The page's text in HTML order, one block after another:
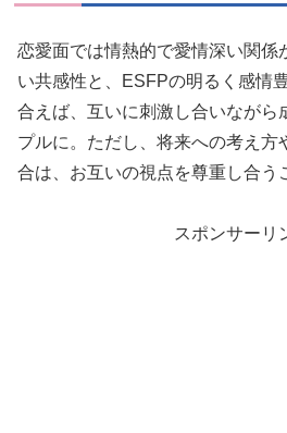
恋愛面では情熱的で愛情深い関係
い共感性と、ESFPの明るく感情
合えば、互いに刺激し合いながら
プルに。ただし、将来への考え方
合は、お互いの視点を尊重し合う
スポンサーリ